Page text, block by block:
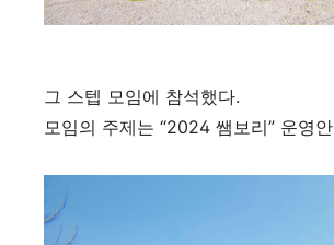
그 스텝 모임에 참석했다.
모임의 주제는 “2024 쌤보리” 운영안